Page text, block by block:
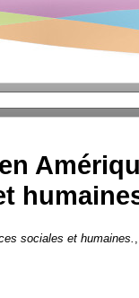
sociales et humaines.